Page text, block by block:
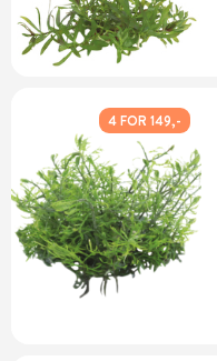
4 FOR 149,-